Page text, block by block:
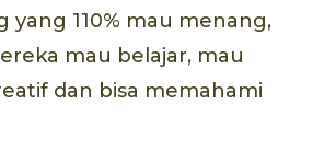
yang 110% mau menang,
mau belajar, mau
dan bisa memahami